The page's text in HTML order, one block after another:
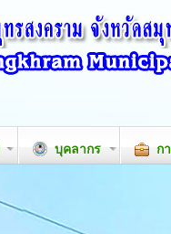
บุคลากร ก